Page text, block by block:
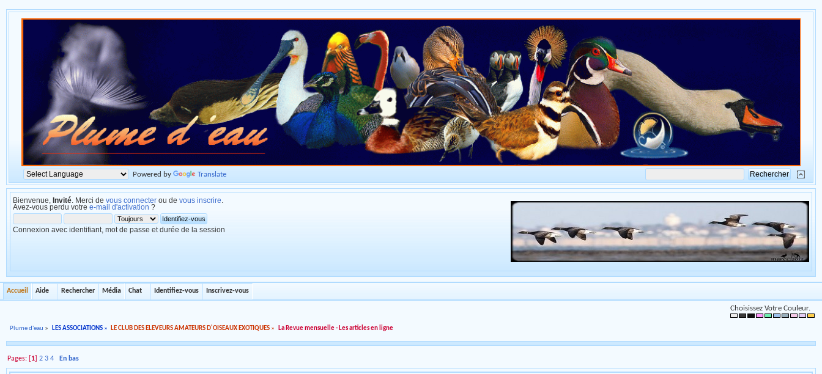
Powered by Translate
Bienvenue, Invité . Merci de vous connecter ou de vous inscrire
Avez-vous perdu votre e-mail d'activation ?
Connexion avec identifiant, mot de passe et durée de la session
Accueil Aide Rechercher Média Chat Identifiez-vous Inscrivez-vous
Choisissez Votre Couleur.
Plume d'eau » LES ASSOCIATIONS» LE CLUB DES ELEVEURS AMATEURS D'OISEAUX EXOTIQUES » La Revue mensuelle - Les articles en ligne
Pages: [ 1 ]2 3 4 En bas